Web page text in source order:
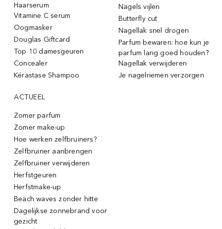
Haarserum
Vitamine C serum
Oogmasker
Douglas Giftcard
Top 10 damesgeuren
Concealer
Kérastase Shampoo
Nagels vijlen
Butterfly cut
Nagellak snel drogen
Parfum bewaren: hoe kun je
parfum lang goed houden?
Nagellak verwijderen
Je nagelriemen verzorgen
ACTUEEL
Zomer parfum
Zomer make-up
Hoe werken zelfbruiners?
Zelfbruiner aanbrengen
Zelfbruiner verwijderen
Herfstgeuren
Herfstmake-up
Beach waves zonder hitte
Dagelijkse zonnebrand voor
gezicht